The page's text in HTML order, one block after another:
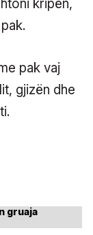
kripën,
pak vaj
gjizën dhe